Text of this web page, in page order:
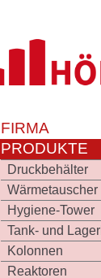
FIRMA
PRODUKTE
Druckbehälter
Wärmetauscher
Hygiene-Tower
Tank- und
Kolonnen
Reaktoren